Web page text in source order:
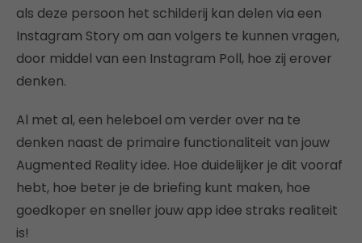
als deze persoon het schilderij kan delen via een
Instagram Story om aan volgers te kunnen vragen,
door middel van een Instagram Poll, hoe zij erover
denken.
Al met al, een heleboel om verder over na te
denken naast de primaire functionaliteit van jouw
Augmented Reality idee. Hoe duidelijker je dit vooraf
hebt, hoe beter je de briefing kunt maken, hoe
goedkoper en sneller jouw app idee straks realiteit
is!